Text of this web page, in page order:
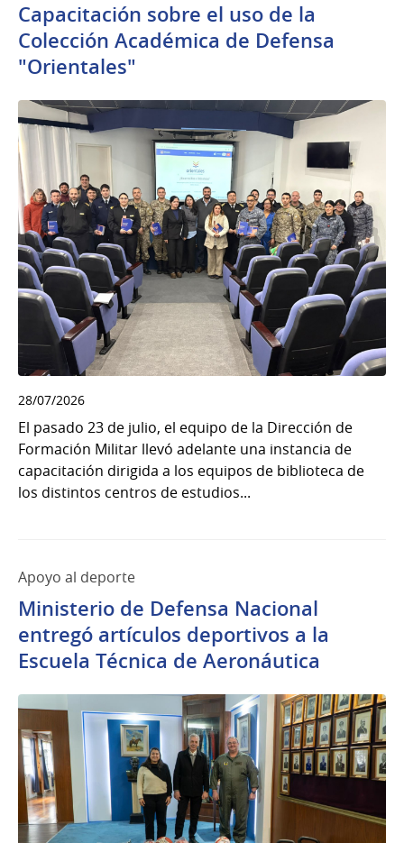
Capacitación sobre el uso de la
Colección Académica de Defensa
"Orientales"
28/07/2026
El pasado 23 de julio, el equipo de la Dirección de
Formación Militar llevó adelante una instancia de
capacitación dirigida a los equipos de biblioteca de
los distintos centros de estudios...
Apoyo al deporte
Ministerio de Defensa Nacional
entregó artículos deportivos a la
Escuela Técnica de Aeronáutica